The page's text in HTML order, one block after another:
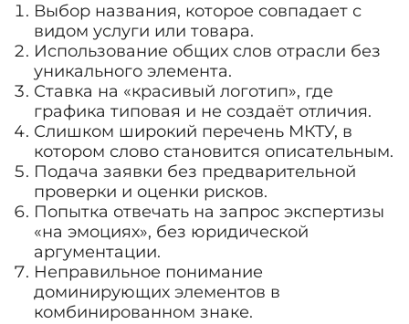
Выбор названия, которое совпадает с
видом услуги или товара.
Использование общих слов отрасли без
уникального элемента.
Ставка на «красивый логотип», где
графика типовая и не создаёт отличия.
Слишком широкий перечень МКТУ, в
котором слово становится описательным.
Подача заявки без предварительной
проверки и оценки рисков.
Попытка отвечать на запрос экспертизы
«на эмоциях», без юридической
аргументации.
Неправильное понимание
доминирующих элементов в
комбинированном знаке.